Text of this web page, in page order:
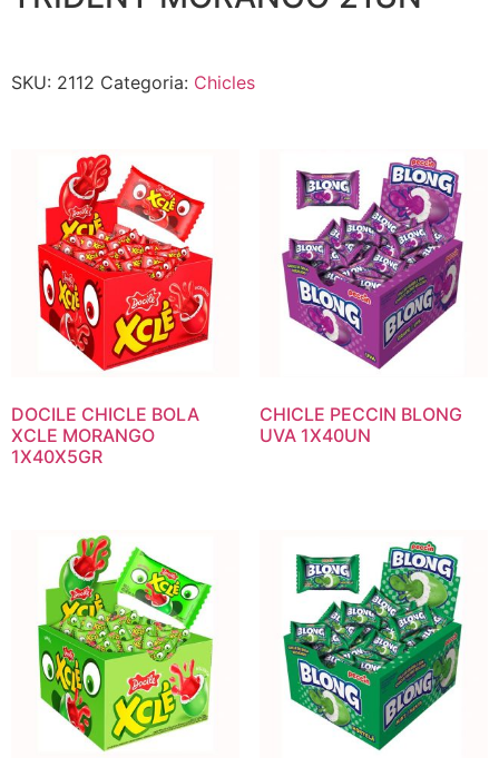
SKU: 2112 Categoria: Chicles
DOCILE CHICLE BOLA
XCLE MORANGO
1X40X5GR
CHICLE PECCIN BLONG
UVA 1X40UN